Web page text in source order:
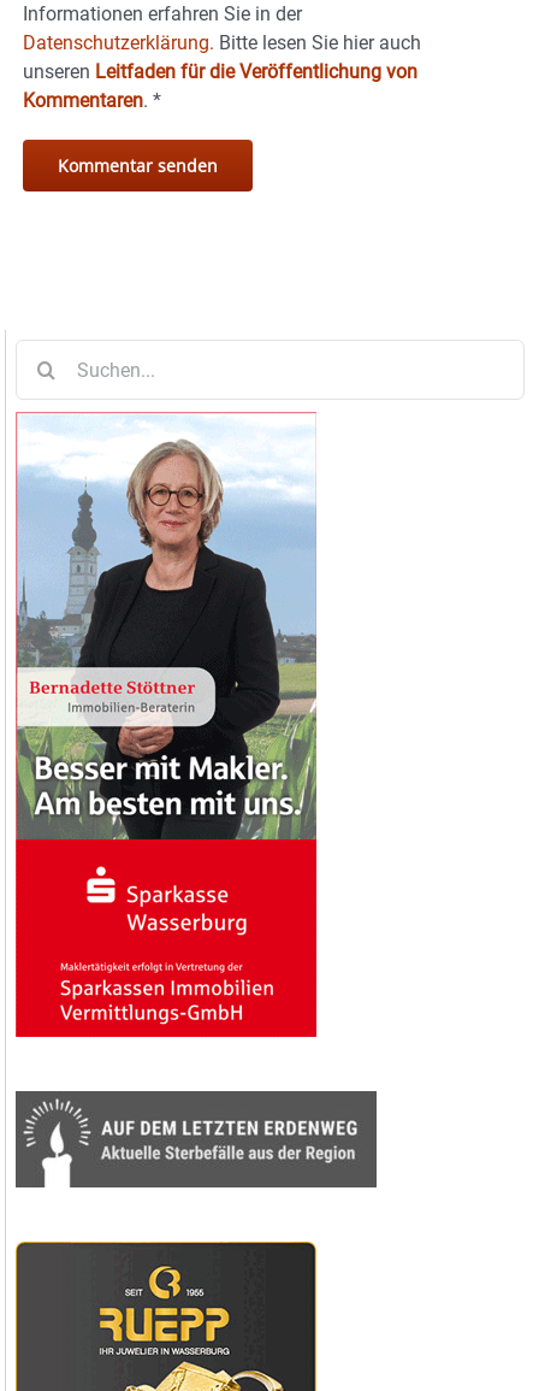
Informationen erfahren Sie in der
Datenschutzerklärung. Bitte lesen Sie hier auch
unseren Leitfaden für die Veröffentlichung von
Kommentaren. *
nach: